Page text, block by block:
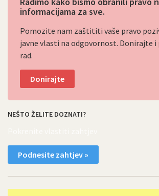
informacijama za sve.
Pomozite nam zaštititi vaše pravo
javne vlasti na odgovornost. Donirajte i
rad.
Donirajte
NEŠTO ŽELITE DOZNATI?
Podnesite zahtjev »